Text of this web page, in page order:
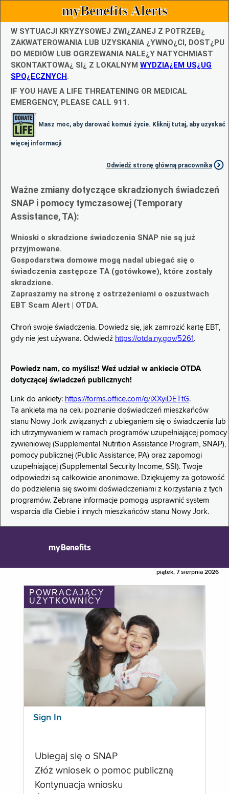
myBenefits Alerts
W SYTUACJI KRYZYSOWEJ ZWI¿ZANEJ Z POTRZEB¿
ZAKWATEROWANIA LUB UZYSKANIA ¿YWNO¿CI, DOST¿PU
DO MEDIÓW LUB OGRZEWANIA NALE¿Y NATYCHMIAST
SKONTAKTOWA¿ SI¿ Z LOKALNYM WYDZIA¿EM US¿UG
SPO¿ECZNYCH.
IF YOU HAVE A LIFE THREATENING OR MEDICAL
EMERGENCY, PLEASE CALL 911.
Masz moc, aby darować komuś życie. Kliknij tutaj, aby uzyskać
więcej informacji
Odwiedź stronę główną pracownika
Ważne zmiany dotyczące skradzionych świadczeń
SNAP i pomocy tymczasowej (Temporary
Assistance, TA):
Wnioski o skradzione świadczenia SNAP nie są już
przyjmowane.
Gospodarstwa domowe mogą nadal ubiegać się o
świadczenia zastępcze TA (gotówkowe), które zostały
skradzione.
Zapraszamy na stronę z ostrzeżeniami o oszustwach
EBT Scam Alert | OTDA.
Chroń swoje świadczenia. Dowiedz się, jak zamrozić kartę EBT,
gdy nie jest używana. Odwiedź https://otda.ny.gov/5261 .
Powiedz nam, co myślisz! Weź udział w ankiecie OTDA
dotyczącej świadczeń publicznych!
Link do ankiety: https://forms.office.com/g/iXXyiDETtG.
Ta ankieta ma na celu poznanie doświadczeń mieszkańców
stanu Nowy Jork związanych z ubieganiem się o świadczenia lub
ich utrzymywaniem w ramach programów uzupełniającej pomocy
żywieniowej (Supplemental Nutrition Assistance Program, SNAP),
pomocy publicznej (Public Assistance, PA) oraz zapomogi
uzupełniającej (Supplemental Security Income, SSI). Twoje
odpowiedzi są całkowicie anonimowe. Dziękujemy za gotowość
do podzielenia się swoimi doświadczeniami z korzystania z tych
programów. Zebrane informacje pomogą usprawnić system
wsparcia dla Ciebie i innych mieszkańców stanu Nowy Jork.
myBenefits
piątek, 7 sierpnia 2026
POWRACAJĄCY
UŻYTKOWNICY
Sign In
Ubiegaj się o SNAP
Złóż wniosek o pomoc publiczną
Kontynuacja wniosku